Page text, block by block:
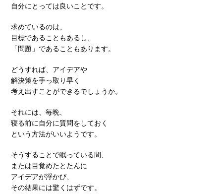
自分にとっては良いことです。
求めているのは、
目標であることもあるし、
「問題」であることもあります。
どうすれば、アイデアや
解決策を手っ取り早く
考え出すことができるでしょうか。
それには、毎晩、
寝る前に自分に質問をしておく
という方法がいいようです。
そうすることで眠っている間、
または目覚めたとたんに
アイデアが浮かび、
その結果には驚くはずです。